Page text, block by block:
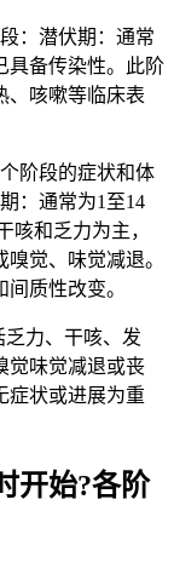
：潜伏期：通常
具备传染性。此阶
、咳嗽等临床表
阶段的症状和体
：通常为1至14
咳和乏力为主，
觉、味觉减退。
质性改变。
力、干咳、发
觉味觉减退或丧
症状或进展为重
开始?各阶